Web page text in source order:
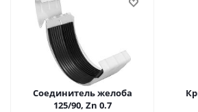
Соединитель желоба
125/90, Zn 0.7